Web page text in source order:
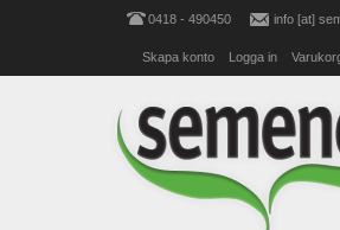
0418 - 490450 info [at]
Skapa konto Logga in